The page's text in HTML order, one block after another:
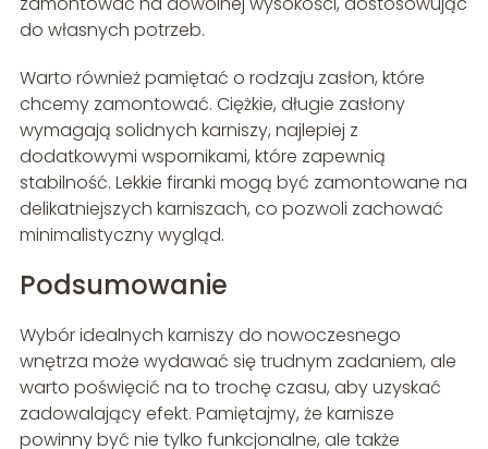
do własnych potrzeb.
Warto również pamiętać o rodzaju zasłon, które
chcemy zamontować. Ciężkie, długie zasłony
wymagają solidnych karniszy, najlepiej z
dodatkowymi wspornikami, które zapewnią
stabilność. Lekkie firanki mogą być zamontowane na
delikatniejszych karniszach, co pozwoli zachować
minimalistyczny wygląd.
Podsumowanie
Wybór idealnych karniszy do nowoczesnego
wnętrza może wydawać się trudnym zadaniem, ale
warto poświęcić na to trochę czasu, aby uzyskać
zadowalający efekt. Pamiętajmy, że karnisze
powinny być nie tylko funkcjonalne, ale także